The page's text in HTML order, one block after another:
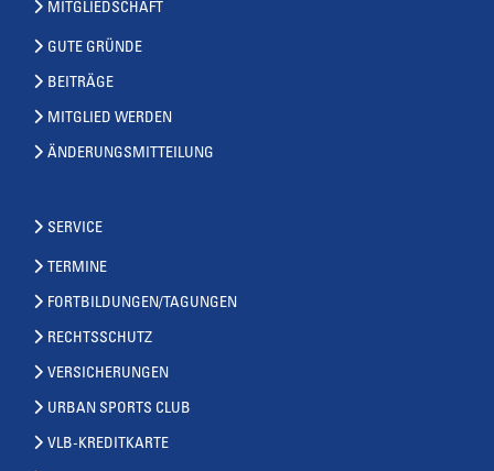
MITGLIEDSCHAFT
GUTE GRÜNDE
BEITRÄGE
MITGLIED WERDEN
ÄNDERUNGSMITTEILUNG
SERVICE
TERMINE
FORTBILDUNGEN/TAGUNGEN
RECHTSSCHUTZ
VERSICHERUNGEN
URBAN SPORTS CLUB
VLB-KREDITKARTE